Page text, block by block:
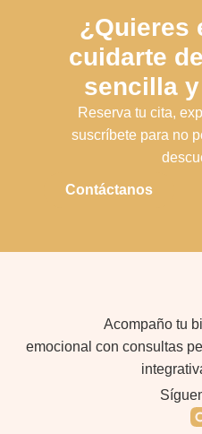
¿Quieres
cuidarte
sencilla
Reserva tu cita,
suscríbete para no
Contáctanos
Acompaño tu
emocional con consultas